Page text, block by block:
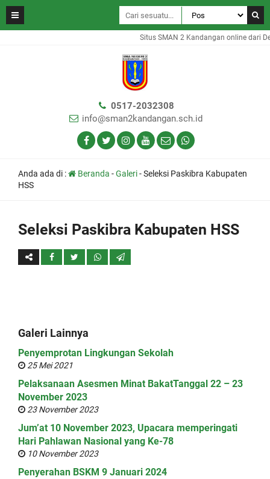
Situs SMAN 2 Kandangan online dari
0517-2032308
info@sman2kandangan.sch.id
Anda ada di : Beranda -Galeri-Seleksi Paskibra Kabupaten
HSS
Seleksi Paskibra Kabupaten HSS
Galeri Lainnya
Penyemprotan Lingkungan Sekolah
25 Mei 2021
Pelaksanaan Asesmen Minat BakatTanggal 22 – 23
November 2023
23 November 2023
Jum’at 10 November 2023, Upacara memperingati
Hari Pahlawan Nasional yang Ke-78
10 November 2023
Penyerahan BSKM 9 Januari 2024